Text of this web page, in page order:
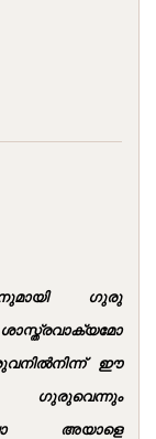
ഗുരു
ഈ
ഗുരുവെന്നും
അയാളെ